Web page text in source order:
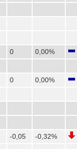
0
0,00%
0
0,00%
-0,05
-0,32%